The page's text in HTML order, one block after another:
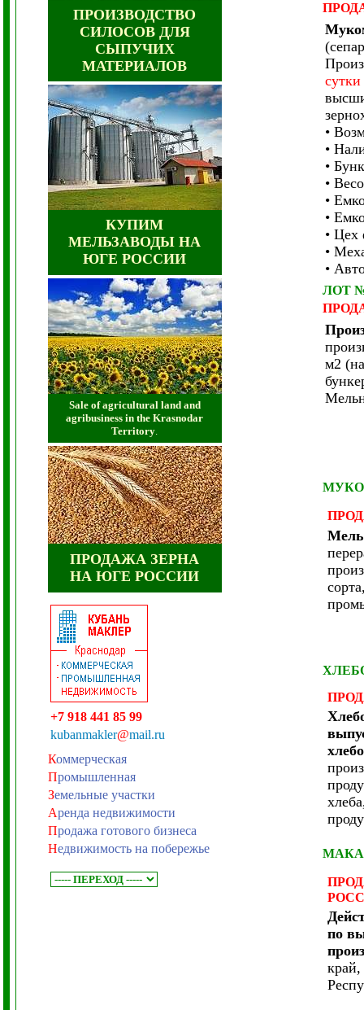
ПРОИЗВОДСТВО
СИЛОСОВ ДЛЯ
СЫПУЧИХ
МАТЕРИАЛОВ
КУПИМ
МЕЛЬЗАВОДЫ НА
ЮГЕ РОССИИ
Sale of agricultural land and
agribusiness in the Krasnodar
Territory.
ПРОДАЖА ЗЕРНА
НА ЮГЕ РОССИИ
+7 918 441 85 99
kubanmakler@mail.ru
Коммерческая
Промышленная
Земельные участки
Аренда недвижимости
Продажа готового бизнеса
Недвижимость на побережье
сутки
•
•
•
•
•
•
• Цех
•
•
ЛОТ
м2
по
край,